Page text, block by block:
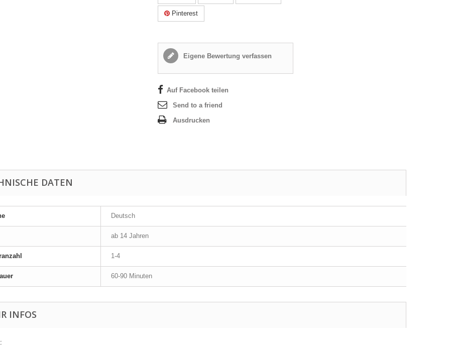
Pinterest
Eigene Bewertung verfassen
Auf Facebook teilen
Send to a friend
Ausdrucken
DATEN
Deutsch
ab 14 Jahren
1-4
60-90 Minuten
INFOS